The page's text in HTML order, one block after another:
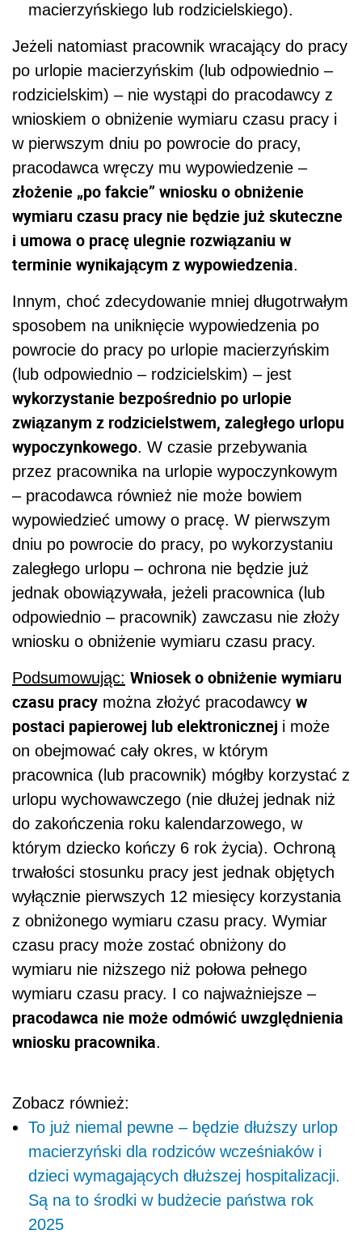
macierzyńskiego lub rodzicielskiego).
Jeżeli natomiast pracownik wracający do pracy
po urlopie macierzyńskim (lub odpowiednio –
rodzicielskim) – nie wystąpi do pracodawcy z
wnioskiem o obniżenie wymiaru czasu pracy i
w pierwszym dniu po powrocie do pracy,
pracodawca wręczy mu wypowiedzenie –
złożenie „po fakcie” wniosku o obniżenie
wymiaru czasu pracy nie będzie już skuteczne
i umowa o pracę ulegnie rozwiązaniu w
terminie wynikającym z wypowiedzenia.
Innym, choć zdecydowanie mniej długotrwałym
sposobem na uniknięcie wypowiedzenia po
powrocie do pracy po urlopie macierzyńskim
(lub odpowiednio – rodzicielskim) – jest
wykorzystanie bezpośrednio po urlopie
związanym z rodzicielstwem, zaległego urlopu
wypoczynkowego. W czasie przebywania
przez pracownika na urlopie wypoczynkowym
– pracodawca również nie może bowiem
wypowiedzieć umowy o pracę. W pierwszym
dniu po powrocie do pracy, po wykorzystaniu
zaległego urlopu – ochrona nie będzie już
jednak obowiązywała, jeżeli pracownica (lub
odpowiednio – pracownik) zawczasu nie złoży
wniosku o obniżenie wymiaru czasu pracy.
Podsumowując: Wniosek o obniżenie wymiaru
czasu pracy można złożyć pracodawcy w
postaci papierowej lub elektronicznej i może
on obejmować cały okres, w którym
pracownica (lub pracownik) mógłby korzystać z
urlopu wychowawczego (nie dłużej jednak niż
do zakończenia roku kalendarzowego, w
którym dziecko kończy 6 rok życia). Ochroną
trwałości stosunku pracy jest jednak objętych
wyłącznie pierwszych 12 miesięcy korzystania
z obniżonego wymiaru czasu pracy. Wymiar
czasu pracy może zostać obniżony do
wymiaru nie niższego niż połowa pełnego
wymiaru czasu pracy. I co najważniejsze –
pracodawca nie może odmówić uwzględnienia
wniosku pracownika.
Zobacz również:
To już niemal pewne – będzie dłuższy urlop
macierzyński dla rodziców wcześniaków i
dzieci wymagających dłuższej hospitalizacji.
Są na to środki w budżecie państwa rok
2025